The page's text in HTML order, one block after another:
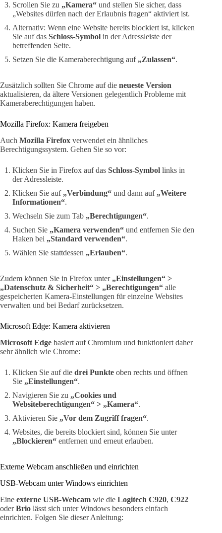
Scrollen Sie zu „Kamera“ und stellen Sie sicher, dass
„Websites dürfen nach der Erlaubnis fragen“ aktiviert ist.
Alternativ: Wenn eine Website bereits blockiert ist, klicken
Sie auf das Schloss-Symbol in der Adressleiste der
betreffenden Seite.
Setzen Sie die Kameraberechtigung auf „Zulassen“.
Zusätzlich sollten Sie Chrome auf die neueste Version
aktualisieren, da ältere Versionen gelegentlich Probleme mit
Kameraberechtigungen haben.
Mozilla Firefox: Kamera freigeben
Auch Mozilla Firefox verwendet ein ähnliches
Berechtigungssystem. Gehen Sie so vor:
Klicken Sie in Firefox auf das Schloss-Symbol links in
der Adressleiste.
Klicken Sie auf „Verbindung“ und dann auf „Weitere
Informationen“.
Wechseln Sie zum Tab „Berechtigungen“.
Suchen Sie „Kamera verwenden“ und entfernen Sie den
Haken bei „Standard verwenden“.
Wählen Sie stattdessen „Erlauben“.
Zudem können Sie in Firefox unter „Einstellungen“ >
„Datenschutz & Sicherheit“ > „Berechtigungen“ alle
gespeicherten Kamera-Einstellungen für einzelne Websites
verwalten und bei Bedarf zurücksetzen.
Microsoft Edge: Kamera aktivieren
Microsoft Edge basiert auf Chromium und funktioniert daher
sehr ähnlich wie Chrome:
Klicken Sie auf die drei Punkte oben rechts und öffnen
Sie „Einstellungen“.
Navigieren Sie zu „Cookies und
Websiteberechtigungen“ > „Kamera“.
Aktivieren Sie „Vor dem Zugriff fragen“.
Websites, die bereits blockiert sind, können Sie unter
„Blockieren“ entfernen und erneut erlauben.
Externe Webcam anschließen und einrichten
USB-Webcam unter Windows einrichten
Eine externe USB-Webcam wie die Logitech C920, C922
oderBrio lässt sich unter Windows besonders einfach
einrichten. Folgen Sie dieser Anleitung: